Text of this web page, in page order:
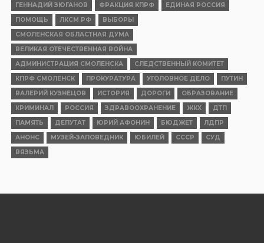
ГЕННАДИЙ ЗЮГАНОВ
ФРАКЦИЯ КПРФ
ЕДИНАЯ РОССИЯ
ПОМОЩЬ
ЛКСМ РФ
ВЫБОРЫ
СМОЛЕНСКАЯ ОБЛАСТНАЯ ДУМА
ВЕЛИКАЯ ОТЕЧЕСТВЕННАЯ ВОЙНА
АДМИНИСТРАЦИЯ СМОЛЕНСКА
СЛЕДСТВЕННЫЙ КОМИТЕТ
КПРФ СМОЛЕНСК
ПРОКУРАТУРА УГОЛОВНОЕ ДЕЛО
ПУТИН
ВАЛЕРИЙ КУЗНЕЦОВ
ИСТОРИЯ ДОРОГИ
ОБРАЗОВАНИЕ
КРИМИНАЛ
РОССИЯ ЗДРАВООХРАНЕНИЕ ЖКХ
ДТП
ПАМЯТЬ
ДЕПУТАТ ЮРИЙ АФОНИН БЮДЖЕТ
ЛДПР
АНОНС
МУЗЕЙ-ЗАПОВЕДНИК ЮБИЛЕЙ СССР
СУД
ВЯЗЬМА